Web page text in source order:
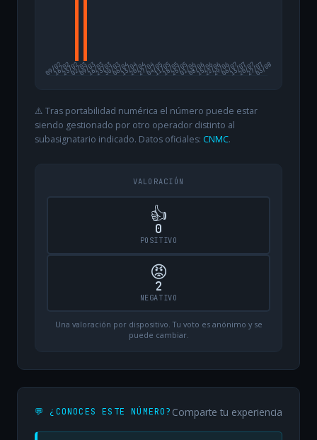
09/02
16/0223/0202/0309/0316/0323/0330/0306/0413/0420/0427/0404/0511/0518/0525/0501/0608/0615/0622/0629/0606/0713/0720/0727/07
03/08
⚠️ Tras portabilidad numérica el número puede estar
siendo gestionado por otro operador distinto al
subasignatario indicado. Datos oficiales: CNMC.
VALORACIÓN
👍
0
POSITIVO
😡
2
NEGATIVO
Una valoración por dispositivo. Tu voto es anónimo y se
puede cambiar.
💬 ¿CONOCES ESTE NÚMERO? Comparte tu experiencia